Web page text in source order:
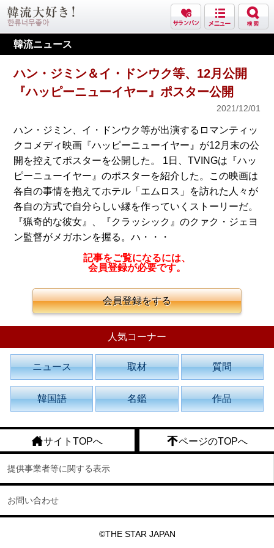
韓流ニュース
ハン・ジミン＆イ・ドンウク等、12月公開
『ハッピーニューイヤー』ポスター公開
2021/12/01
ハン・ジミン、イ・ドンウク等が出演するロマンティッ
クコメディ映画『ハッピーニューイヤー』が12月末の公
開を控えてポスターを公開した。 1日、TVINGは『ハッ
ピーニューイヤー』のポスターを紹介した。この映画は
各自の事情を抱えてホテル「エムロス」を訪れた人々が
各自の方式で自分らしい縁を作っていくストーリーだ。
『猟奇的な彼女』、『クラッシック』のクァク・ジェヨ
ン監督がメガホンを握る。ハ・・・
記事をご覧になるには、
会員登録が必要です。
会員登録をする
人気コーナー
ニュース 取材 質問
韓国語 名鑑 作品
サイトTOPへ ページのTOPへ
提供事業者等に関する表示
お問い合わせ
©THE STAR JAPAN